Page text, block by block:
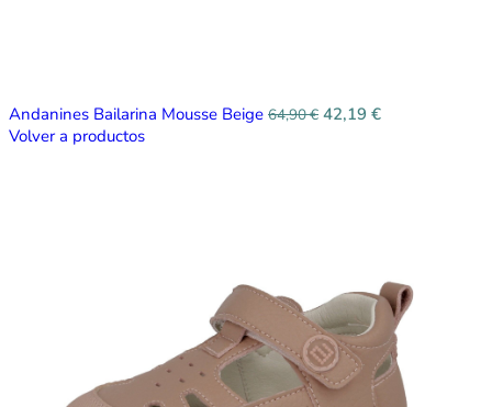
Andanines Bailarina Mousse Beige 64,90€ 42,19 €
Volver a productos